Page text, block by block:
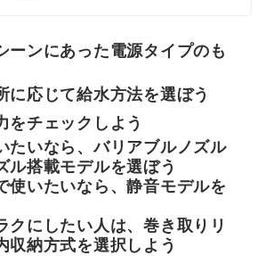
ーンにあった電源タイプのも
に応じて給水方法を選ぼう
をチェックしよう
たいなら、バリアブルノズル
ル搭載モデルを選ぼう
使いたいなら、静音モデルを
クにしたい人は、巻き取りリ
収納方式を選択しよう